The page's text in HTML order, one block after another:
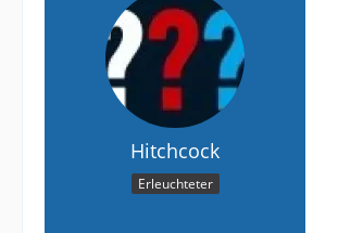
Hitchcock
Erleuchteter